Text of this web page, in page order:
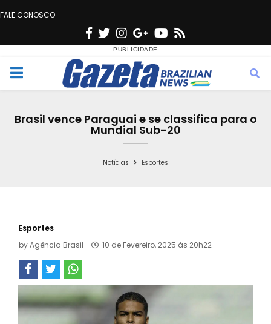
FALE CONOSCO
F
c
e
o
T
w
i
t
e
n
s
t
g
r
a
G
o
o
g
e
Y
u
t
b
s
M
Brasil vence Paraguai e se classifica para o
Mundial Sub-20
Notícias Esportes
Esportes
byAgência Brasil 10 de Fevereiro, 2025 às 20h22